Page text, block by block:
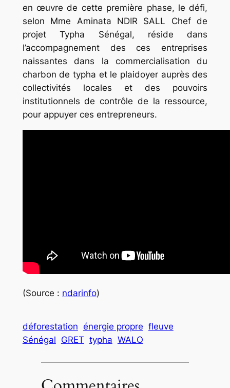
en œuvre de cette première phase, le défi,
selon Mme Aminata NDIR SALL Chef de
projet Typha Sénégal, réside dans
l’accompagnement des ces entreprises
naissantes dans la commercialisation du
charbon de typha et le plaidoyer auprès des
collectivités locales et des pouvoirs
institutionnels de contrôle de la ressource,
pour appuyer ces entrepreneurs.
(Source : ndarinfo)
déforestation énergie propre fleuve
Sénégal GRET typha WALO